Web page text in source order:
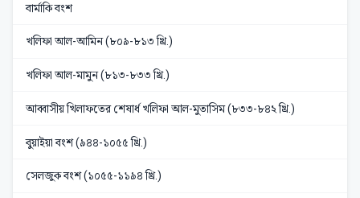
বার্মাকি বংশ
খলিফা আল-আমিন (৮০৯-৮১৩ খ্রি.)
খলিফা আল-মামুন (৮১৩-৮৩৩ খ্রি.)
আব্বাসীয় খিলাফতের শেষার্ধ খলিফা আল-মুতাসিম (৮৩৩-৮৪২ খ্রি.)
বুয়াইয়া বংশ (৯৪৪-১০৫৫ খ্রি.)
সেলজুক বংশ (১০৫৫-১১৯৪ খ্রি.)